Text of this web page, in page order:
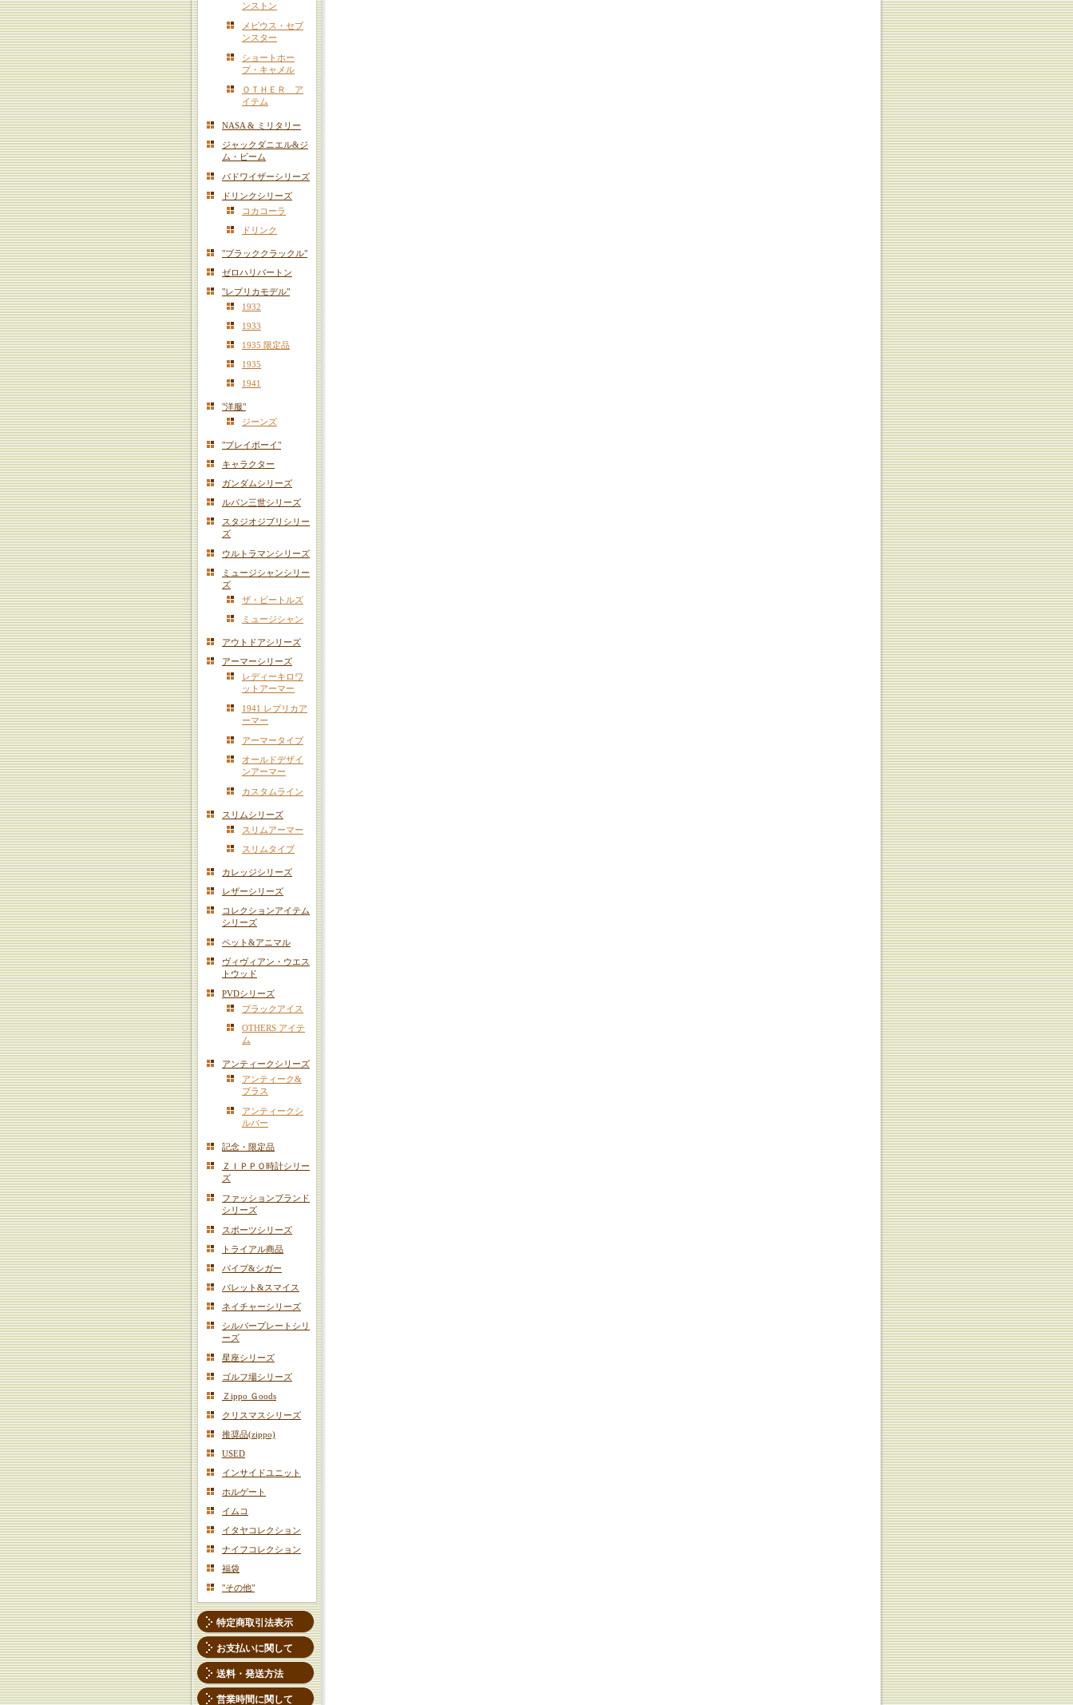
ンストン
メビウス・セブ
ンスター
ショートホー
プ・キャメル
ＯＴＨＥＲ ア
イテム
NASA & ミリタリー
ジャックダニエル&ジ
ム・ビーム
バドワイザーシリーズ
ドリンクシリーズ
コカコーラ
ドリンク
"ブラッククラックル"
ゼロハリバートン
"レプリカモデル"
1932
1933
1935 限定品
1935
1941
"洋服"
ジーンズ
"プレイボーイ"
キャラクター
ガンダムシリーズ
ルパン三世シリーズ
スタジオジブリシリー
ズ
ウルトラマンシリーズ
ミュージシャンシリー
ズ
ザ・ビートルズ
ミュージシャン
アウトドアシリーズ
アーマーシリーズ
レディーキロワ
ットアーマー
1941 レプリカア
ーマー
アーマータイプ
オールドデザイ
ンアーマー
カスタムライン
スリムシリーズ
スリムアーマー
スリムタイプ
カレッジシリーズ
レザーシリーズ
コレクションアイテム
シリーズ
ペット&アニマル
ヴィヴィアン・ウエス
トウッド
PVDシリーズ
ブラックアイス
OTHERS アイテ
ム
アンティークシリーズ
アンティーク&
ブラス
アンティークシ
ルバー
記念・限定品
ＺＩＰＰＯ時計シリー
ズ
ファッションブランド
シリーズ
スポーツシリーズ
トライアル商品
パイプ&シガー
バレット&スマイス
ネイチャーシリーズ
シルバープレートシリ
ーズ
星座シリーズ
ゴルフ場シリーズ
Ｚippo Ｇoods
クリスマスシリーズ
推奨品(zippo)
USED
インサイドユニット
ホルゲート
イムコ
イタヤコレクション
ナイフコレクション
福袋
"その他"
特定商取引法表示
お支払いに関して
送料・発送方法
営業時間に関して